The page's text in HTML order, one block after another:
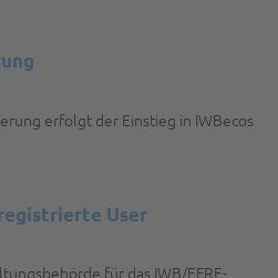
erfolgt der Einstieg in IWBecos
User
für das IWB/EFRE-